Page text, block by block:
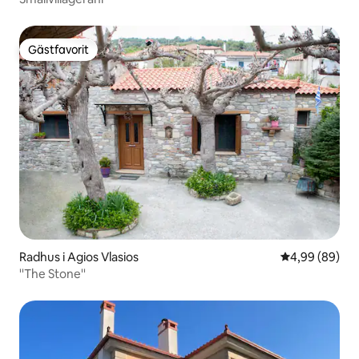
Gästfavorit
Gästfavorit
Radhus i Agios Vlasios 4,99 av 5 i
4,99 (89)
''The Stone''